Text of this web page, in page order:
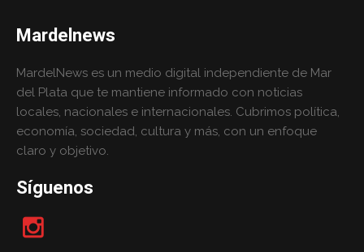
Mardelnews
MardelNews es un medio digital independiente de Mar
del Plata que te mantiene informado con noticias
locales, nacionales e internacionales. Cubrimos política,
economía, sociedad, cultura y más, con un enfoque
claro y objetivo.
Síguenos